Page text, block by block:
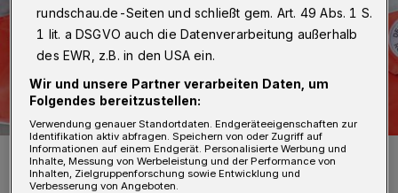
Symbolbild.
Foto:Christoph Petersen
rundschau.de-Seiten und schließt gem. Art. 49 Abs. 1 S.
1 lit. a DSGVO auch die Datenverarbeitung außerhalb
des EWR, z.B. in den USA ein.
Wir und unsere Partner verarbeiten Daten, um
Folgendes bereitzustellen:
Verwendung genauer Standortdaten. Endgeräteeigenschaften zur
Identifikation aktiv abfragen. Speichern von oder Zugriff auf
Informationen auf einem Endgerät. Personalisierte Werbung und
Inhalte, Messung von Werbeleistung und der Performance von
Inhalten, Zielgruppenforschung sowie Entwicklung und
Verbesserung von Angeboten.